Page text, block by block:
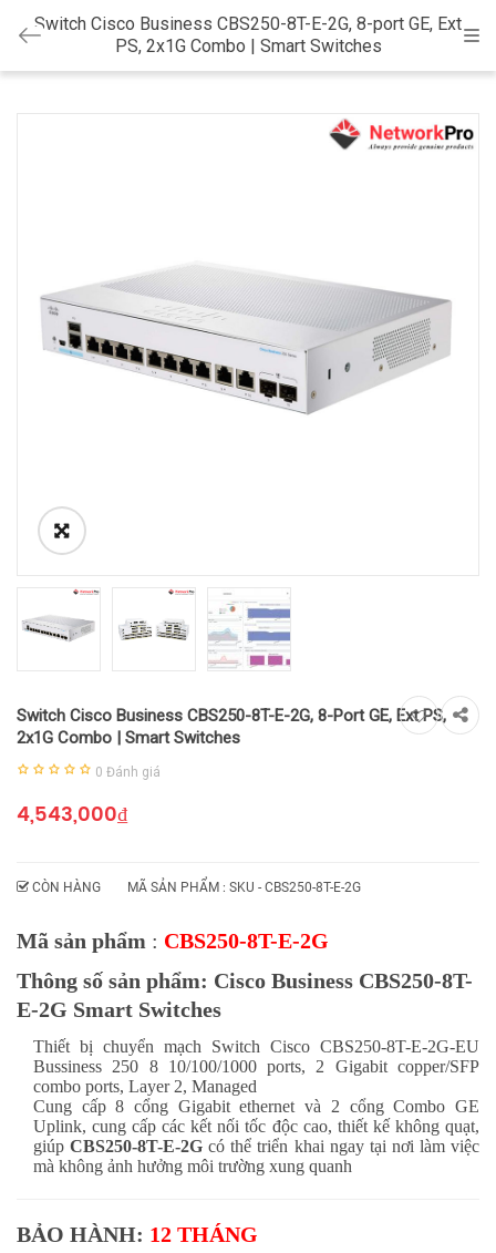
Switch Cisco Business CBS250-8T-E-2G, 8-port GE, Ext
PS, 2x1G Combo | Smart Switches
Switch Cisco Business CBS250-8T-E-2G, 8-Port GE, Ext PS,
2x1G Combo | Smart Switches
0 Đánh giá
4,543,000₫
CÒN HÀNG MÃ SẢN PHẨM : SKU - CBS250-8T-E-2G
Mã sản phẩm : CBS250-8T-E-2G
Thông số sản phẩm: Cisco Business CBS250-8T-
E-2G Smart Switches
Thiết bị chuyển mạch Switch Cisco CBS250-8T-E-2G-EU
Bussiness 250 8 10/100/1000 ports, 2 Gigabit copper/SFP
combo ports, Layer 2, Managed
Cung cấp 8 cổng Gigabit ethernet và 2 cổng Combo GE
Uplink, cung cấp các kết nối tốc độc cao, thiết kế không quạt,
giúpCBS250-8T-E-2G có thể triển khai ngay tại nơi làm việc
mà không ảnh hưởng môi trường xung quanh
BẢO HÀNH: 12 THÁNG